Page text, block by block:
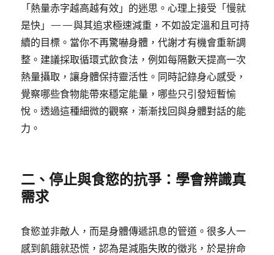
「熱量赤字越高越有效」的迷思。心理上接受「慢就
是快」——與其追求極速減重，不如設定溫和且可持
續的目標。當你不再驚嚇身體，代謝才有機會重新調
整。建議採取循環式飲食法，例如每隔數天提高一次
熱量攝取，讓身體保持靈活性。同時記錄身心感受，
覺察哪些食物能帶來穩定能量，哪些只引發短暫愉
悅。透過這種細微的觀察，漸漸找回與身體對話的能
力。
二、停止與食慾的抗爭：學會辨識真
需求
食慾並非敵人，而是身體傳遞訊息的管道。很多人一
感到飢餓就恐慌，認為是減脂失敗的徵兆，於是拚命